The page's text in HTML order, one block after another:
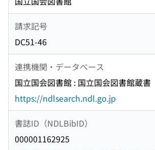
請求記号
DC51-46
連携機関・データベース
国立国会図書館 : 国立国会図書館蔵書
https://ndlsearch.ndl.go.jp
書誌ID（NDLBibID）
000001162925